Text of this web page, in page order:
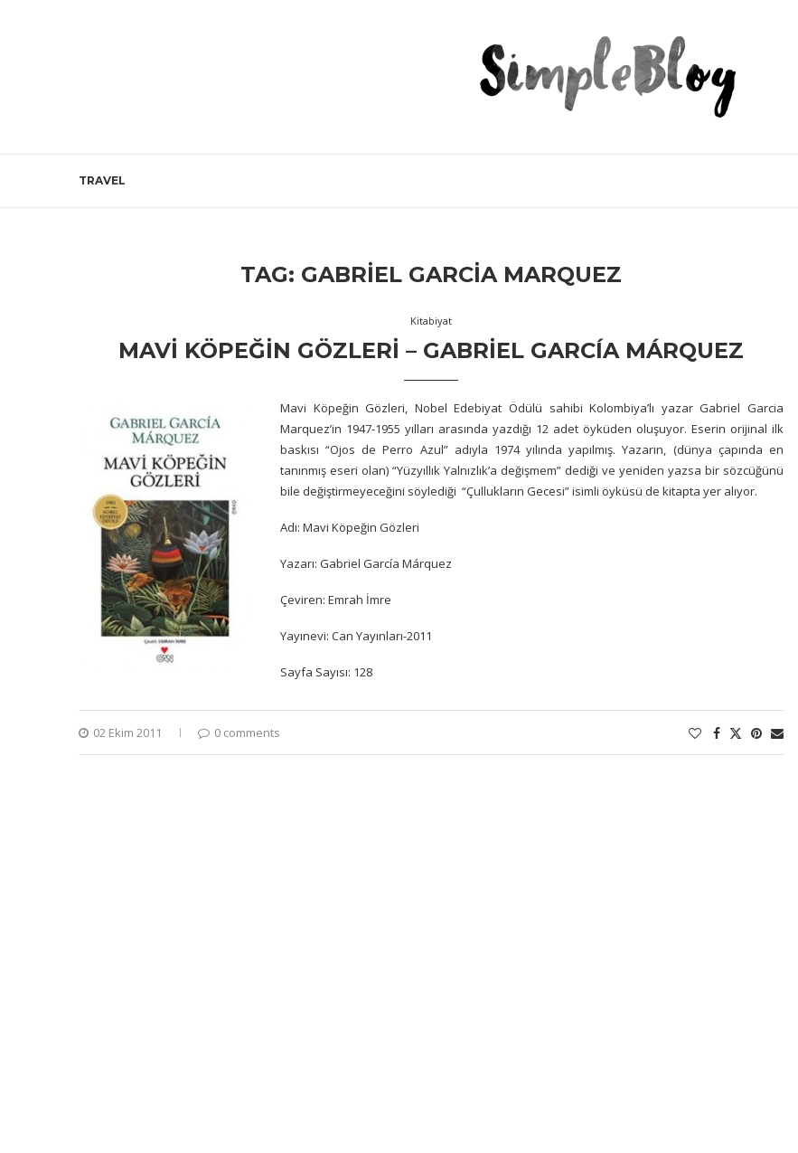
TRAVEL
TAG: GABRIEL GARCIA MARQUEZ
Kitabiyat
MAVI KÖPEĞIN GÖZLERI – GABRIEL GARCÍA MÁRQUEZ
Mavi Köpeğin Gözleri, Nobel Edebiyat Ödülü sahibi Kolombiya’lı yazar Gabriel Garcia
Marquez’in 1947-1955 yılları arasında yazdığı 12 adet öyküden oluşuyor. Eserin orijinal ilk
baskısı “Ojos de Perro Azul” adıyla 1974 yılında yapılmış. Yazarın, (dünya çapında en
tanınmış eseri olan) “Yüzyıllık Yalnızlık’a değişmem” dediği ve yeniden yazsa bir sözcüğünü
bile değiştirmeyeceğini söylediği “Çullukların Gecesi” isimli öyküsü de kitapta yer alıyor.
Adı: Mavi Köpeğin Gözleri
Yazarı: Gabriel García Márquez
Çeviren: Emrah İmre
Yayınevi: Can Yayınları-2011
Sayfa Sayısı: 128
02 Ekim 2011 0 comments